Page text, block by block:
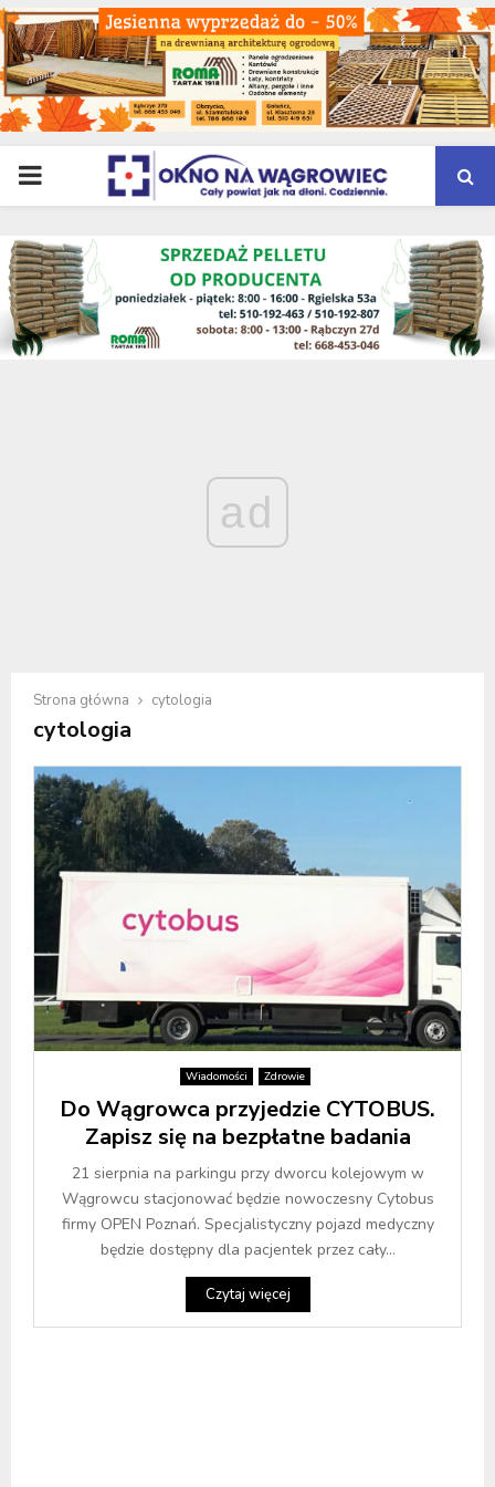
PRIMARY
MENU
ad
Strona główna cytologia
cytologia
Wiadomości Zdrowie
Do Wągrowca przyjedzie CYTOBUS.
Zapisz się na bezpłatne badania
21 sierpnia na parkingu przy dworcu kolejowym w
Wągrowcu stacjonować będzie nowoczesny Cytobus
firmy OPEN Poznań. Specjalistyczny pojazd medyczny
będzie dostępny dla pacjentek przez cały...
Czytaj więcej